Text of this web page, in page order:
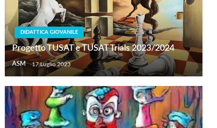
DIDATTICA GIOVANILE
Progetto TUSAT e TUSAT Trials 2023/2024
ASM 17 Luglio 2023